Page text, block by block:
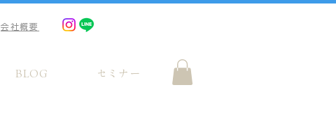
会社概要
BLOG セミナー